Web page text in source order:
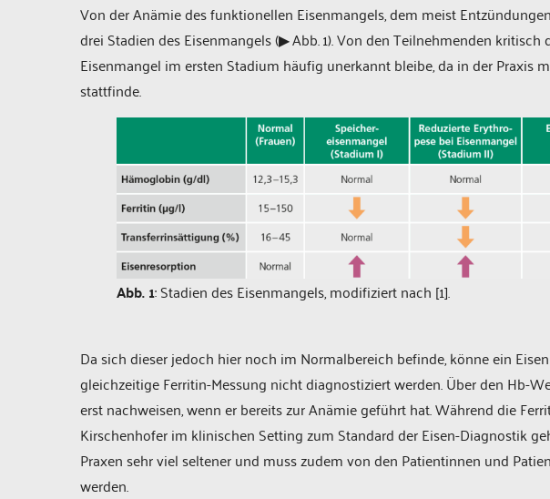
Von der Anämie des funktionellen Eisenmangels, dem meist
drei Stadien des Eisenmangels (▶ Abb. 1). Von den Teilnehmenden kritisch
Eisenmangel im ersten Stadium häufig unerkannt bleibe, da in der Praxis
stattfinde.
Abb. 1: Stadien des Eisenmangels, modifiziert nach [1].
Da sich dieser jedoch hier noch im Normalbereich befinde, könne ein
gleichzeitige Ferritin-Messung nicht diagnostiziert werden. Über den Hb-
erst nachweisen, wenn er bereits zur Anämie geführt hat. Während die
Kirschenhofer im klinischen Setting zum Standard der Eisen-­Diagnostik
Praxen sehr viel seltener und muss zudem von den Patientinnen und
werden.